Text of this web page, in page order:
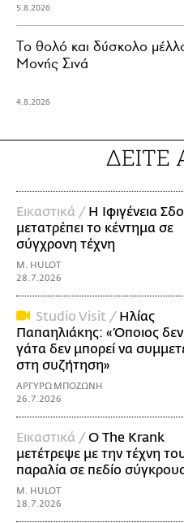
5.8.2026
Το θολό και δύσκολο
Μονής Σινά
4.8.2026
Εικαστικά / Η Ιφιγένεια
μετατρέπει το κέντημα σε
σύγχρονη τέχνη
M. HULOT
28.7.2026
Studio Visit / Ηλίας
Παπαηλιάκης: «Όποιος δεν
γάτα δεν μπορεί να
στη συζήτηση»
ΑΡΓΥΡΩ ΜΠΟΖΩΝΗ
26.7.2026
Εικαστικά /Ο The Krank
μετέτρεψε με την τέχνη
παραλία σε πεδίο
M. HULOT
18.7.2026